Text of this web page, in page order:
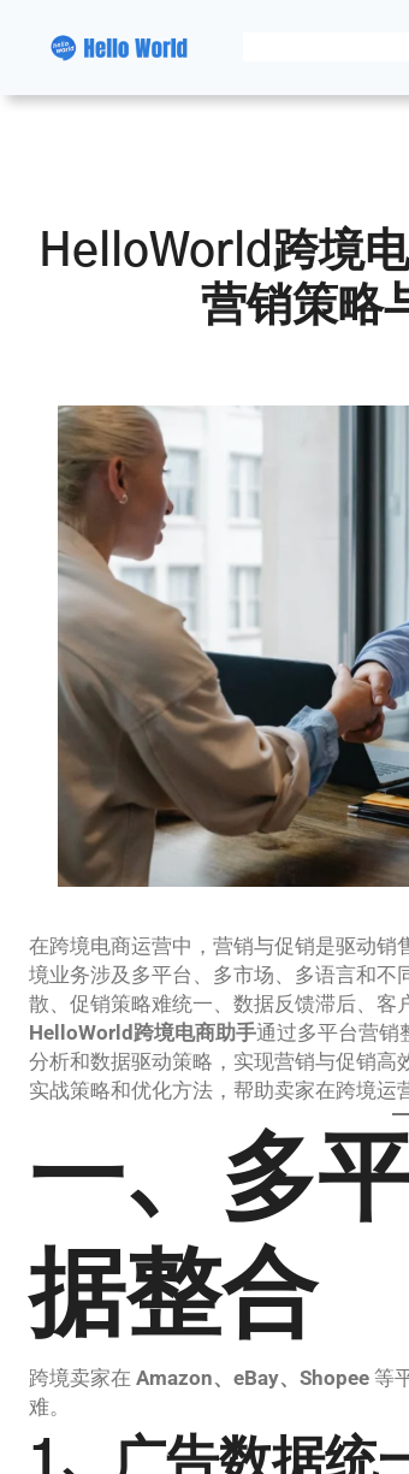
容
HelloWorld跨境
营销策略
在跨境电商运营中，营销与促销是驱动
境业务涉及多平台、多市场、多语言和
散、促销策略难统一、数据反馈滞后、客
HelloWorld跨境电商助手通过多平台营销
分析和数据驱动策略，实现营销与促销高
实战策略和优化方法，帮助卖家在跨境运
一、多
据整合
跨境卖家在 Amazon、eBay、Shopee 等
难。